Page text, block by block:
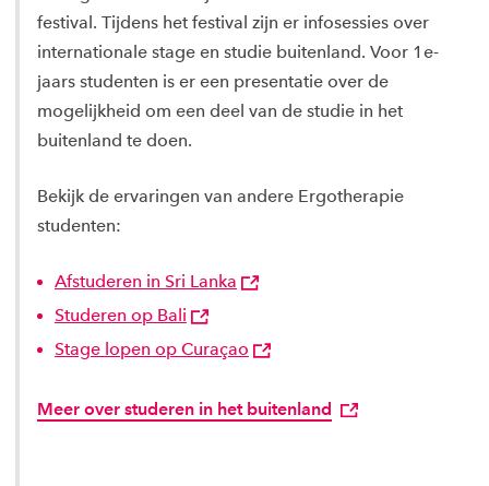
festival. Tijdens het festival zijn er infosessies over
internationale stage en studie buitenland. Voor 1e-
jaars studenten is er een presentatie over de
mogelijkheid om een deel van de studie in het
buitenland te doen.
Bekijk de ervaringen van andere Ergotherapie
studenten:
Afstuderen in Sri Lanka
Studeren op Bali
Stage lopen op Curaçao
Meer over studeren in het buitenland